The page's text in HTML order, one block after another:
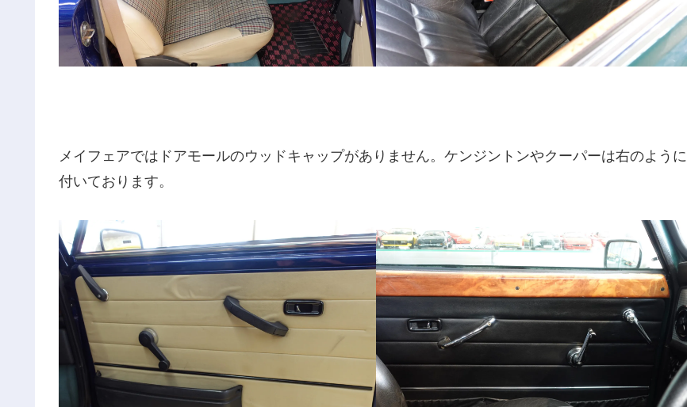
メイフェアではドアモールのウッドキャップがありません。ケンジントンやクーパーは右のように
付いております。